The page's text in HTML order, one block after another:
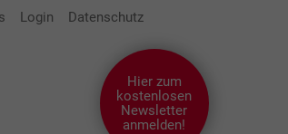
Login Datenschutz
Hier zum
kostenlosen
Newsletter
anmelden!